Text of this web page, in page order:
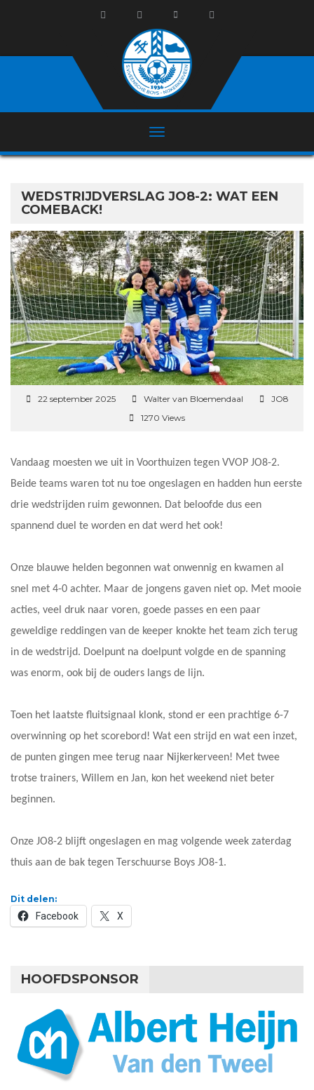
WEDSTRIJDVERSLAG JO8-2: WAT EEN
COMEBACK!
22 september 2025 Walter van Bloemendaal
JO8
1270 Views
Vandaag moesten we uit in Voorthuizen tegen VVOP JO8-2.
Beide teams waren tot nu toe ongeslagen en hadden hun eerste
drie wedstrijden ruim gewonnen. Dat beloofde dus een
spannend duel te worden en dat werd het ook!
Onze blauwe helden begonnen wat onwennig en kwamen al
snel met 4-0 achter. Maar de jongens gaven niet op. Met mooie
acties, veel druk naar voren, goede passes en een paar
geweldige reddingen van de keeper knokte het team zich terug
in de wedstrijd. Doelpunt na doelpunt volgde en de spanning
was enorm, ook bij de ouders langs de lijn.
Toen het laatste fluitsignaal klonk, stond er een prachtige 6-7
overwinning op het scorebord! Wat een strijd en wat een inzet,
de punten gingen mee terug naar Nijkerkerveen! Met twee
trotse trainers, Willem en Jan, kon het weekend niet beter
beginnen.
Onze JO8-2 blijft ongeslagen en mag volgende week zaterdag
thuis aan de bak tegen Terschuurse Boys JO8-1.
Dit delen:
Facebook X
HOOFDSPONSOR